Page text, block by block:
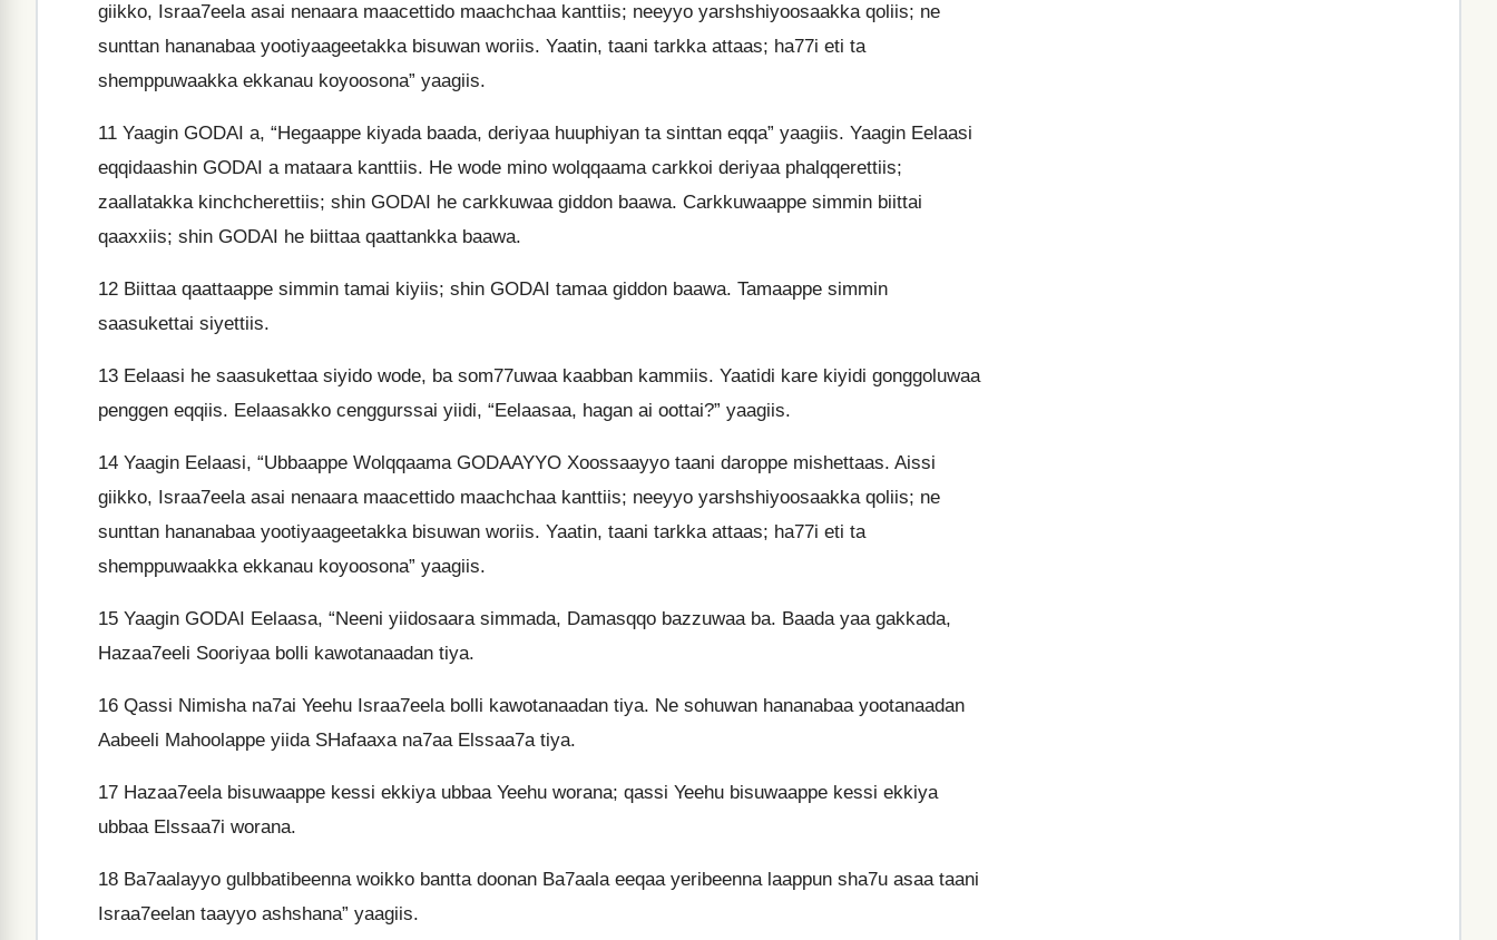
giikko, Israa7eela asai nenaara maacettido maachchaa kanttiis; neeyyo yarshshiyoosaakka qoliis; ne
sunttan hananabaa yootiyaageetakka bisuwan woriis. Yaatin, taani tarkka attaas; ha77i eti ta
shemppuwaakka ekkanau koyoosona” yaagiis.
11 Yaagin GODAI a, “Hegaappe kiyada baada, deriyaa huuphiyan ta sinttan eqqa” yaagiis. Yaagin Eelaasi
eqqidaashin GODAI a mataara kanttiis. He wode mino wolqqaama carkkoi deriyaa phalqqerettiis;
zaallatakka kinchcherettiis; shin GODAI he carkkuwaa giddon baawa. Carkkuwaappe simmin biittai
qaaxxiis; shin GODAI he biittaa qaattankka baawa.
12 Biittaa qaattaappe simmin tamai kiyiis; shin GODAI tamaa giddon baawa. Tamaappe simmin
saasukettai siyettiis.
13 Eelaasi he saasukettaa siyido wode, ba som77uwaa kaabban kammiis. Yaatidi kare kiyidi gonggoluwaa
penggen eqqiis. Eelaasakko cenggurssai yiidi, “Eelaasaa, hagan ai oottai?” yaagiis.
14 Yaagin Eelaasi, “Ubbaappe Wolqqaama GODAAYYO Xoossaayyo taani daroppe mishettaas. Aissi
giikko, Israa7eela asai nenaara maacettido maachchaa kanttiis; neeyyo yarshshiyoosaakka qoliis; ne
sunttan hananabaa yootiyaageetakka bisuwan woriis. Yaatin, taani tarkka attaas; ha77i eti ta
shemppuwaakka ekkanau koyoosona” yaagiis.
15 Yaagin GODAI Eelaasa, “Neeni yiidosaara simmada, Damasqqo bazzuwaa ba. Baada yaa gakkada,
Hazaa7eeli Sooriyaa bolli kawotanaadan tiya.
16 Qassi Nimisha na7ai Yeehu Israa7eela bolli kawotanaadan tiya. Ne sohuwan hananabaa yootanaadan
Aabeeli Mahoolappe yiida SHafaaxa na7aa Elssaa7a tiya.
17 Hazaa7eela bisuwaappe kessi ekkiya ubbaa Yeehu worana; qassi Yeehu bisuwaappe kessi ekkiya
ubbaa Elssaa7i worana.
18 Ba7aalayyo gulbbatibeenna woikko bantta doonan Ba7aala eeqaa yeribeenna laappun sha7u asaa taani
Israa7eelan taayyo ashshana” yaagiis.